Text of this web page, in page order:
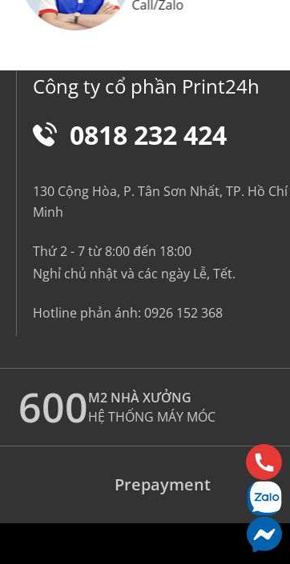
Call/Zalo
Công ty cổ phần Print24h
0818 232 424
130 Cộng Hòa, P. Tân Sơn Nhất, TP. Hồ Chí
Minh
Thứ 2 - 7 từ 8:00 đến 18:00
Nghỉ chủ nhật và các ngày Lễ, Tết.
Hotline phản ánh: 0926 152 368
600M2 NHÀ XƯỞNG
HỆ THỐNG MÁY MÓC
Prepayment